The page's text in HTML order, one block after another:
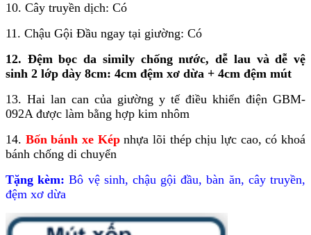
10. Cây truyền dịch: Có
11. Chậu Gội Đầu ngay tại giường: Có
12. Đệm bọc da simily chống nước, dễ lau và dễ vệ
sinh 2 lớp dày 8cm: 4cm đệm xơ dừa + 4cm đệm mút
13. Hai lan can của giường y tế điều khiển điện GBM-
092A được làm bằng hợp kim nhôm
14. Bốn bánh xe Képnhựa lõi thép chịu lực cao, có khoá
bánh chống di chuyển
Tặng kèm: Bô vệ sinh, chậu gội đầu, bàn ăn, cây truyền,
đệm xơ dừa